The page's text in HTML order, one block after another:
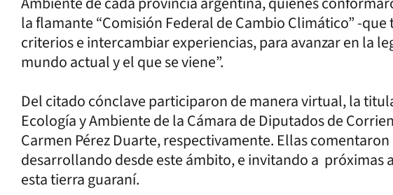
la flamante “Comisión Federal de Cambio Climático” -
criterios e intercambiar experiencias, para avanzar en la
mundo actual y el que se viene”.
Del citado cónclave participaron de manera virtual, la
Ecología y Ambiente de la Cámara de Diputados de
Carmen Pérez Duarte, respectivamente. Ellas
desarrollando desde este ámbito, e invitando a próximas
esta tierra guaraní.